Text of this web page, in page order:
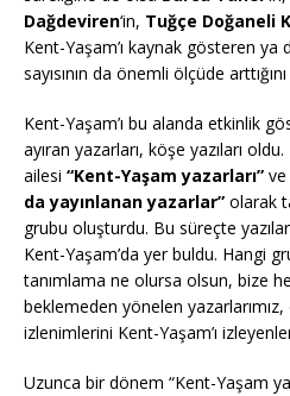
Dağdeviren‘in, Tuğçe Doğaneli
Kent-Yaşam’ı kaynak gösteren
sayısının da önemli ölçüde
Kent-Yaşam’ı bu alanda etkinlik
ayıran yazarları, köşe yazıları oldu.
ailesi “Kent-Yaşam yazarları” ve
da yayınlanan yazarlar” olarak
grubu oluşturdu. Bu süreçte
Kent-Yaşam’da yer buldu. Hangi
tanımlama ne olursa olsun, bize
beklemeden yönelen
izlenimlerini Kent-Yaşam’ı
Uzunca bir dönem “Kent-Yaşam